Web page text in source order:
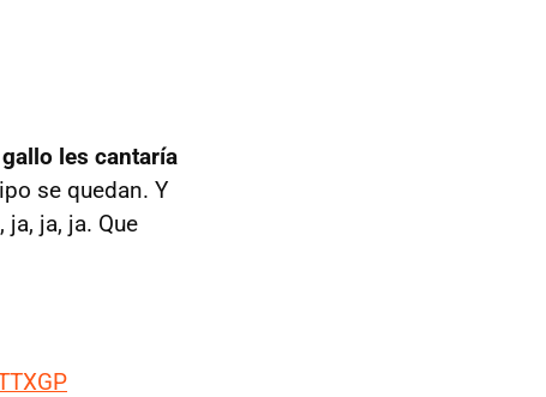
les cantaría
se quedan. Y
ja, ja. Que